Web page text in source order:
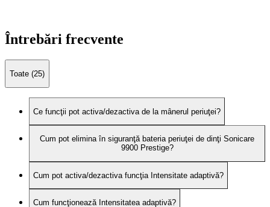
Întrebări frecvente
Toate (25)
Ce funcţii pot activa/dezactiva de la mânerul periuţei?
Cum pot elimina în siguranţă bateria periuţei de dinţi Sonicare
9900 Prestige?
Cum pot activa/dezactiva funcţia Intensitate adaptivă?
Cum funcţionează Intensitatea adaptivă?